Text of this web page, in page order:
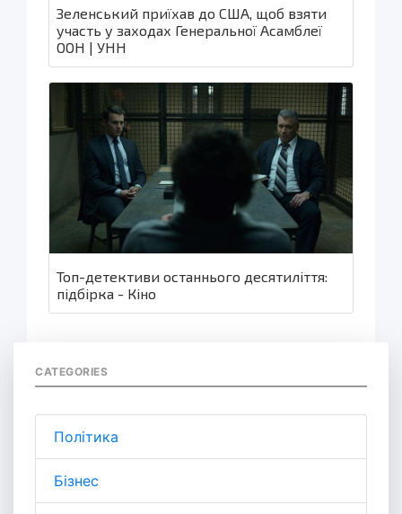
Зеленський приїхав до США, щоб взяти
участь у заходах Генеральної Асамблеї
ООН | УНН
Топ-детективи останнього десятиліття:
підбірка - Кіно
CATEGORIES
Політика
Бізнес